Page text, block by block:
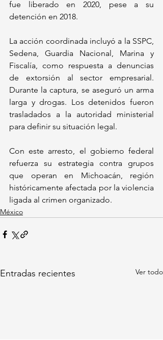
fue liberado en 2020, pese a su
detención en 2018.
La acción coordinada incluyó a la SSPC,
Sedena, Guardia Nacional, Marina y
Fiscalía, como respuesta a denuncias
de extorsión al sector empresarial.
Durante la captura, se aseguró un arma
larga y drogas. Los detenidos fueron
trasladados a la autoridad ministerial
para definir su situación legal.
Con este arresto, el gobierno federal
refuerza su estrategia contra grupos
que operan en Michoacán, región
históricamente afectada por la violencia
ligada al crimen organizado.
México
Entradas recientes Ver todo